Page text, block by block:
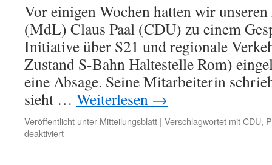
Vor einigen Wochen hatten wir
(MdL) Claus Paal (CDU) zu einem
Initiative über S21 und regionale
Zustand S-Bahn Haltestelle Rom)
eine Absage. Seine Mitarbeiterin
sieht … Weiterlesen →
Veröffentlicht unter Mitteilungsblatt | Verschlagwortet mitCDU,
deaktiviertfür